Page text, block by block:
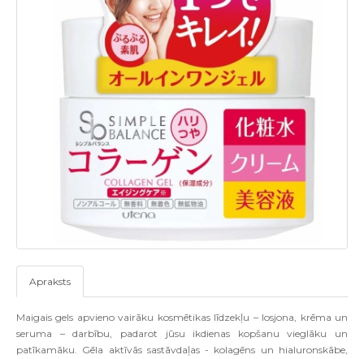
Apraksts
Maigais gels apvieno vairāku kosmētikas līdzekļu – losjona, krēma un
seruma – darbību, padarot jūsu ikdienas kopšanu vieglāku un
patīkamāku. Gēla aktīvās sastāvdaļas - kolagēns un hialuronskābe,